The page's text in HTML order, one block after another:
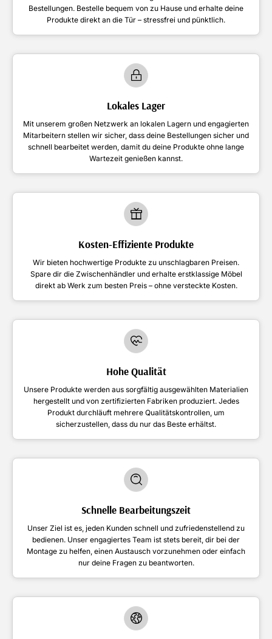
Bestellungen. Bestelle bequem von zu Hause und erhalte deine
Produkte direkt an die Tür – stressfrei und pünktlich.
Lokales Lager
Mit unserem großen Netzwerk an lokalen Lagern und engagierten
Mitarbeitern stellen wir sicher, dass deine Bestellungen sicher und
schnell bearbeitet werden, damit du deine Produkte ohne lange
Wartezeit genießen kannst.
Kosten-Effiziente Produkte
Wir bieten hochwertige Produkte zu unschlagbaren Preisen.
Spare dir die Zwischenhändler und erhalte erstklassige Möbel
direkt ab Werk zum besten Preis – ohne versteckte Kosten.
Hohe Qualität
Unsere Produkte werden aus sorgfältig ausgewählten Materialien
hergestellt und von zertifizierten Fabriken produziert. Jedes
Produkt durchläuft mehrere Qualitätskontrollen, um
sicherzustellen, dass du nur das Beste erhältst.
Schnelle Bearbeitungszeit
Unser Ziel ist es, jeden Kunden schnell und zufriedenstellend zu
bedienen. Unser engagiertes Team ist stets bereit, dir bei der
Montage zu helfen, einen Austausch vorzunehmen oder einfach
nur deine Fragen zu beantworten.